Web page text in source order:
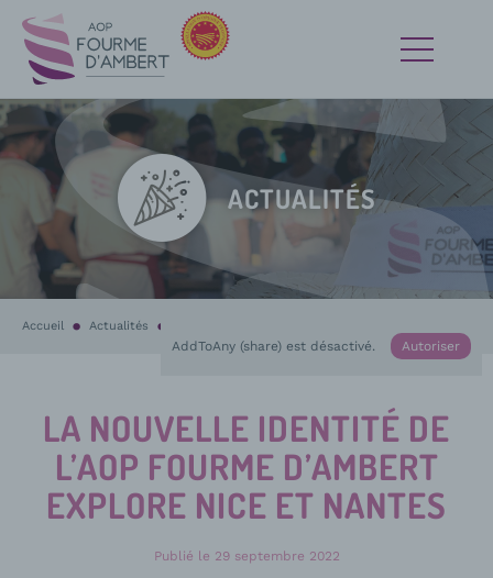
ACTUALITÉS
Accueil Actualités
AddToAny (share) est désactivé. Autoriser
LA NOUVELLE IDENTITÉ DE
L’AOP FOURME D’AMBERT
EXPLORE NICE ET NANTES
Publié le 29 septembre 2022